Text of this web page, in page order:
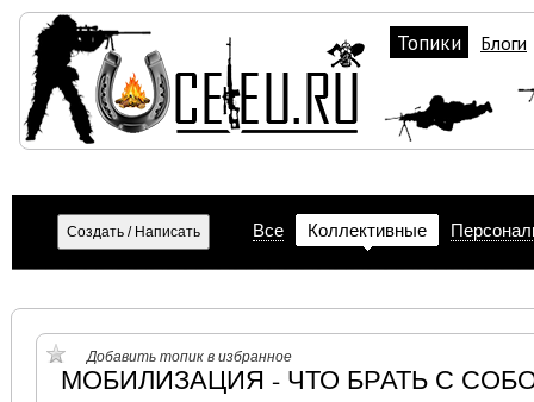
Топики Блоги
Все Коллективные
Добавить топик в избранное
МОБИЛИЗАЦИЯ - ЧТО БРАТЬ С